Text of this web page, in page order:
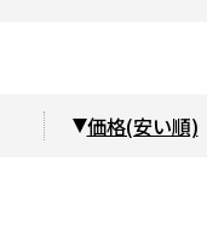
価格(安い順)